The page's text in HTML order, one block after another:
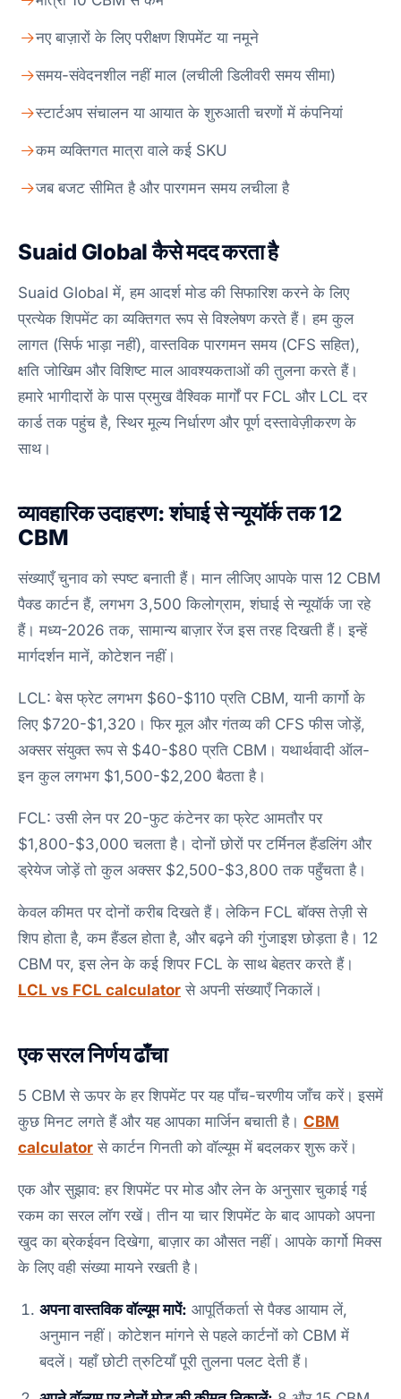
नए बाज़ारों के लिए परीक्षण शिपमेंट या नमूने
समय-संवेदनशील नहीं माल (लचीली डिलीवरी समय सीमा)
स्टार्टअप संचालन या आयात के शुरुआती चरणों में कंपनियां
कम व्यक्तिगत मात्रा वाले कई SKU
जब बजट सीमित है और पारगमन समय लचीला है
Suaid Global कैसे मदद करता है
Suaid Global में, हम आदर्श मोड की सिफारिश करने के लिए
प्रत्येक शिपमेंट का व्यक्तिगत रूप से विश्लेषण करते हैं। हम कुल
लागत (सिर्फ भाड़ा नहीं), वास्तविक पारगमन समय (CFS सहित),
क्षति जोखिम और विशिष्ट माल आवश्यकताओं की तुलना करते हैं।
हमारे भागीदारों के पास प्रमुख वैश्विक मार्गों पर FCL और LCL दर
कार्ड तक पहुंच है, स्थिर मूल्य निर्धारण और पूर्ण दस्तावेज़ीकरण के
साथ।
व्यावहारिक उदाहरण: शंघाई से न्यूयॉर्क तक 12
CBM
संख्याएँ चुनाव को स्पष्ट बनाती हैं। मान लीजिए आपके पास 12 CBM
पैक्ड कार्टन हैं, लगभग 3,500 किलोग्राम, शंघाई से न्यूयॉर्क जा रहे
हैं। मध्य-2026 तक, सामान्य बाज़ार रेंज इस तरह दिखती हैं। इन्हें
मार्गदर्शन मानें, कोटेशन नहीं।
LCL: बेस फ्रेट लगभग $60-$110 प्रति CBM, यानी कार्गो के
लिए $720-$1,320। फिर मूल और गंतव्य की CFS फीस जोड़ें,
अक्सर संयुक्त रूप से $40-$80 प्रति CBM। यथार्थवादी ऑल-
इन कुल लगभग $1,500-$2,200 बैठता है।
FCL: उसी लेन पर 20-फुट कंटेनर का फ्रेट आमतौर पर
$1,800-$3,000 चलता है। दोनों छोरों पर टर्मिनल हैंडलिंग और
ड्रेयेज जोड़ें तो कुल अक्सर $2,500-$3,800 तक पहुँचता है।
केवल कीमत पर दोनों करीब दिखते हैं। लेकिन FCL बॉक्स तेज़ी से
शिप होता है, कम हैंडल होता है, और बढ़ने की गुंजाइश छोड़ता है। 12
CBM पर, इस लेन के कई शिपर FCL के साथ बेहतर करते हैं।
LCL vs FCL calculator से अपनी संख्याएँ निकालें।
एक सरल निर्णय ढाँचा
5 CBM से ऊपर के हर शिपमेंट पर यह पाँच-चरणीय जाँच करें। इसमें
कुछ मिनट लगते हैं और यह आपका मार्जिन बचाती है। CBM
calculator से कार्टन गिनती को वॉल्यूम में बदलकर शुरू करें।
एक और सुझाव: हर शिपमेंट पर मोड और लेन के अनुसार चुकाई गई
रकम का सरल लॉग रखें। तीन या चार शिपमेंट के बाद आपको अपना
खुद का ब्रेकईवन दिखेगा, बाज़ार का औसत नहीं। आपके कार्गो मिक्स
के लिए वही संख्या मायने रखती है।
अपना वास्तविक वॉल्यूम मापें: आपूर्तिकर्ता से पैक्ड आयाम लें,
अनुमान नहीं। कोटेशन मांगने से पहले कार्टनों को CBM में
बदलें। यहाँ छोटी त्रुटियाँ पूरी तुलना पलट देती हैं।